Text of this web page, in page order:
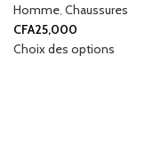
Homme Chaussures
CFA25,000
Choix des options